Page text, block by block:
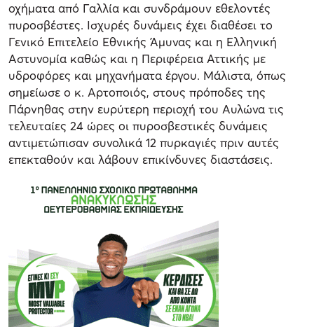
οχήματα από Γαλλία και συνδράμουν εθελοντές
πυροσβέστες. Ισχυρές δυνάμεις έχει διαθέσει το
Γενικό Επιτελείο Εθνικής Άμυνας και η Ελληνική
Αστυνομία καθώς και η Περιφέρεια Αττικής με
υδροφόρες και μηχανήματα έργου. Μάλιστα, όπως
σημείωσε ο κ. Αρτοποιός, στους πρόποδες της
Πάρνηθας στην ευρύτερη περιοχή του Αυλώνα τις
τελευταίες 24 ώρες οι πυροσβεστικές δυνάμεις
αντιμετώπισαν συνολικά 12 πυρκαγιές πριν αυτές
επεκταθούν και λάβουν επικίνδυνες διαστάσεις.